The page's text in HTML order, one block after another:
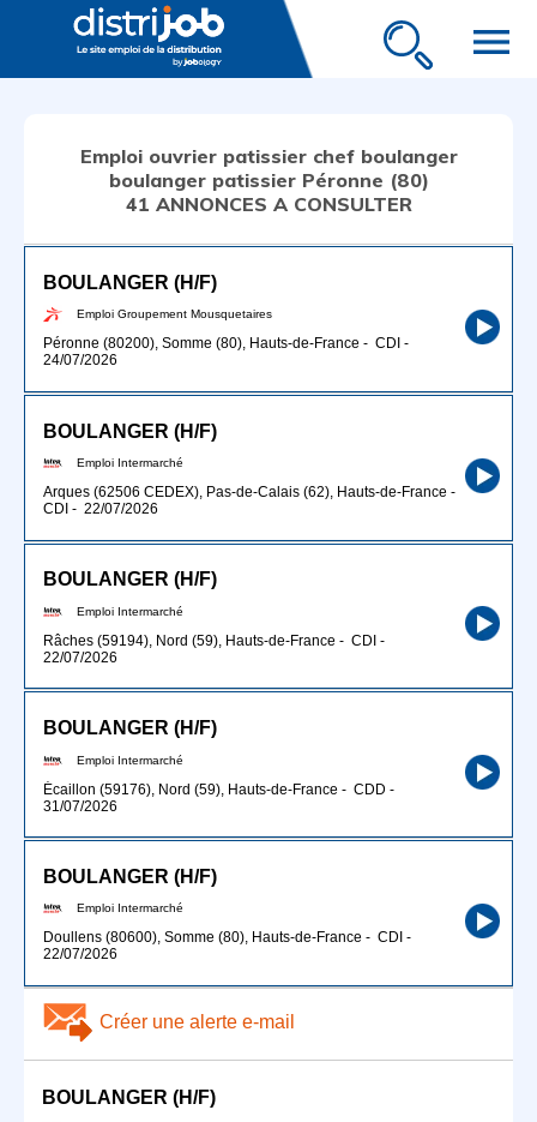
menu
Emploi ouvrier patissier chef boulanger
boulanger patissier Péronne (80)
41 ANNONCES A CONSULTER
BOULANGER (H/F)
Emploi Groupement Mousquetaires
Péronne (80200), Somme (80), Hauts-de-France - CDI -
24/07/2026
BOULANGER (H/F)
Emploi Intermarché
Arques (62506 CEDEX), Pas-de-Calais (62), Hauts-de-France -
CDI - 22/07/2026
BOULANGER (H/F)
Emploi Intermarché
Râches (59194), Nord (59), Hauts-de-France - CDI -
22/07/2026
BOULANGER (H/F)
Emploi Intermarché
Écaillon (59176), Nord (59), Hauts-de-France - CDD -
31/07/2026
BOULANGER (H/F)
Emploi Intermarché
Doullens (80600), Somme (80), Hauts-de-France - CDI -
22/07/2026
Créer une alerte e-mail
BOULANGER (H/F)